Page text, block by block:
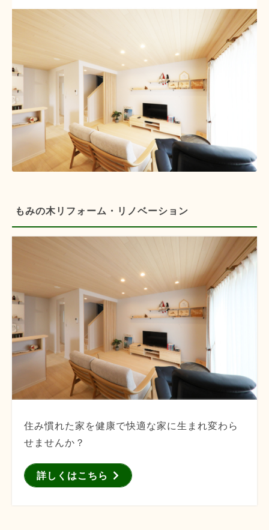
もみの木リフォーム・リノベーション
住み慣れた家を健康で快適な家に生まれ変わら
せませんか？
詳しくはこちら